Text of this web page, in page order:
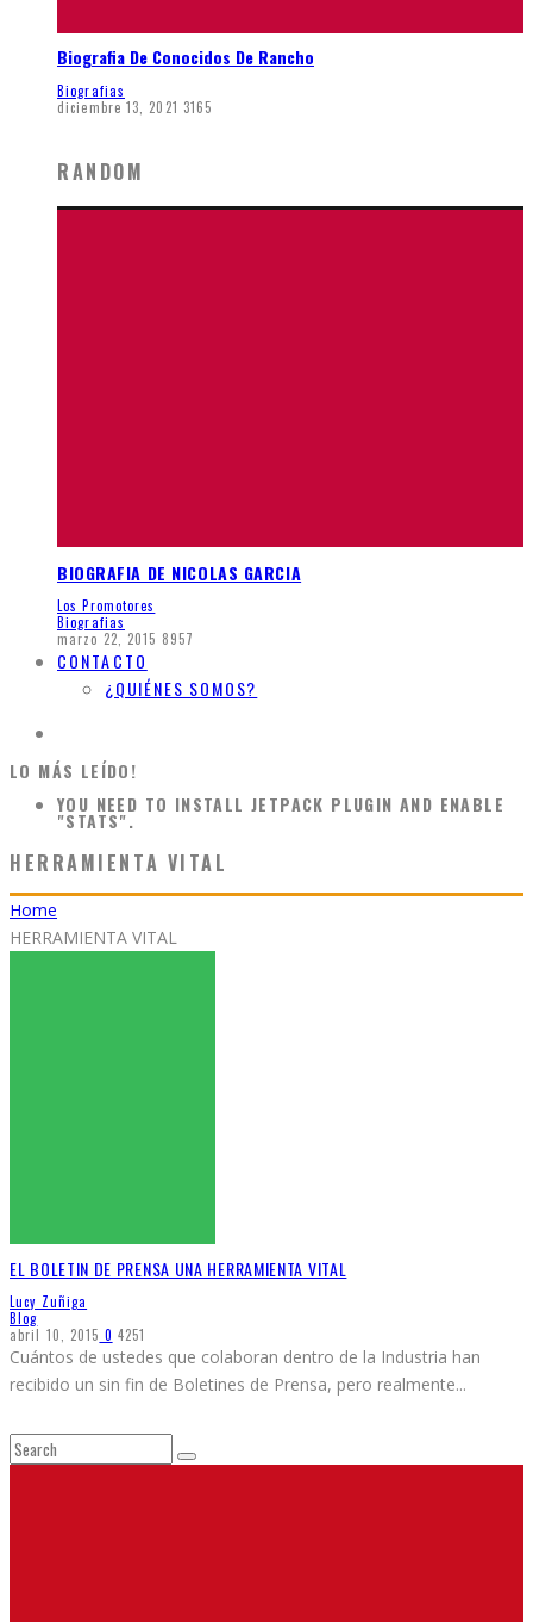
Biografia De Conocidos De Rancho
Biografias
diciembre 13, 2021 3165
RANDOM
BIOGRAFIA DE NICOLAS GARCIA
Los Promotores
Biografias
marzo 22, 2015 8957
CONTACTO
¿QUIÉNES SOMOS?
LO MÁS LEÍDO!
YOU NEED TO INSTALL JETPACK PLUGIN AND ENABLE
"STATS".
HERRAMIENTA VITAL
Home
HERRAMIENTA VITAL
EL BOLETIN DE PRENSA UNA HERRAMIENTA VITAL
Lucy Zuñiga
Blog
abril 10, 2015 0 4251
Cuántos de ustedes que colaboran dentro de la Industria han
recibido un sin fin de Boletines de Prensa, pero realmente...